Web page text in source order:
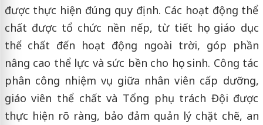
được thực hiện đúng quy định. Các hoạt động thể
chất được tổ chức nền nếp, từ tiết học giáo dục
thể chất đến hoạt động ngoài trời, góp phần
nâng cao thể lực và sức bền cho học sinh. Công tác
phân công nhiệm vụ giữa nhân viên cấp dưỡng,
giáo viên thể chất và Tổng phụ trách Đội được
thực hiện rõ ràng, bảo đảm quản lý chặt chẽ, an